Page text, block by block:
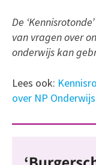
De
van vragen over
onderwijs kan
Lees ook:
over NP Onderwijs